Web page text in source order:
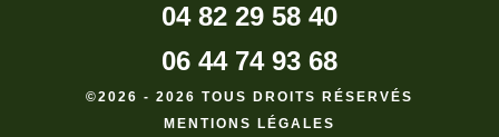
04 82 29 58 40
06 44 74 93 68
©2026 - 2026 TOUS DROITS RÉSERVÉS
MENTIONS LÉGALES